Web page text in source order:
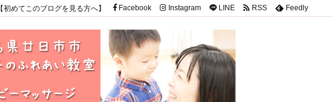
【初めてこのブログを見る方へ】 Facebook Instagram LINE RSS Feedly